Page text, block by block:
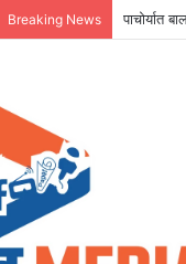
Breaking News पाचोर्यात